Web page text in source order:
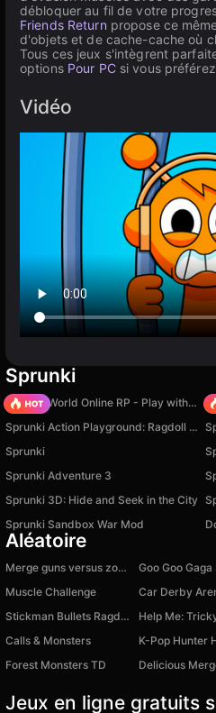
débloquer au fil de votre
Friends Return propose ce
d'objets et de cache-cache où
Tous ces jeux s'intègrent
options Pour PCsi vous
Vidéo
Sprunki
Sprunki World Online RP - Play with Friends!
Sprunki Action Playground: Ragdoll Sandbox
Sprunki
Sprunki Adventure 3
Sprunki 3D: Hide and Seek in the City
Sprunki Sandbox War Mod
Aléatoire
Merge guns versus zombies
Muscle Challenge
Car Derby
Stickman Bullets Ragdoll
Calls & Monsters
Forest Monsters TD
Delicious
Jeux en ligne gratuits